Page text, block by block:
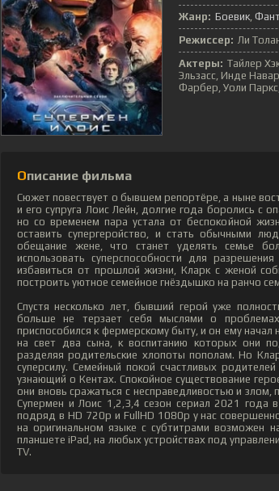
Жанр: Боевик
Режиссер: Ли
Актеры: Тайлер
Эльзасс, Инде
Фарбер, Уоли
Описание фильма
Сюжет повествует о бывшем репортёре, а ныне
и его супруга Лоис Лейн, долгие года боролись с
но со временем пара устала от беспокойной
оставить супергеройство, и стать обычными
обещание жене, что станет уделять семье
использовать суперспособности для
избавиться от прошлой жизни, Кларк с женой
построить уютное семейное гнёздышко на ранчо
Спустя несколько лет, бывший герой уже
больше не терзает себя мыслями о
приспособился к фермерскому быту, и он ему начал
на свет два сына, к воспитанию которых они
разделяя родительские хлопоты пополам. Но
суперсилу. Семейный покой счастливых
узнающий о Кентах. Спокойное существование
они вновь сражаться с несправедливостью и
Супермен и Лоис 1,2,3,4 сезон сериал 2021 года
подряд в HD 720p и FullHD 1080p у нас
на оригинальном языке с субтитрами возможен
планшете iPad, на любых устройствах под
TV.